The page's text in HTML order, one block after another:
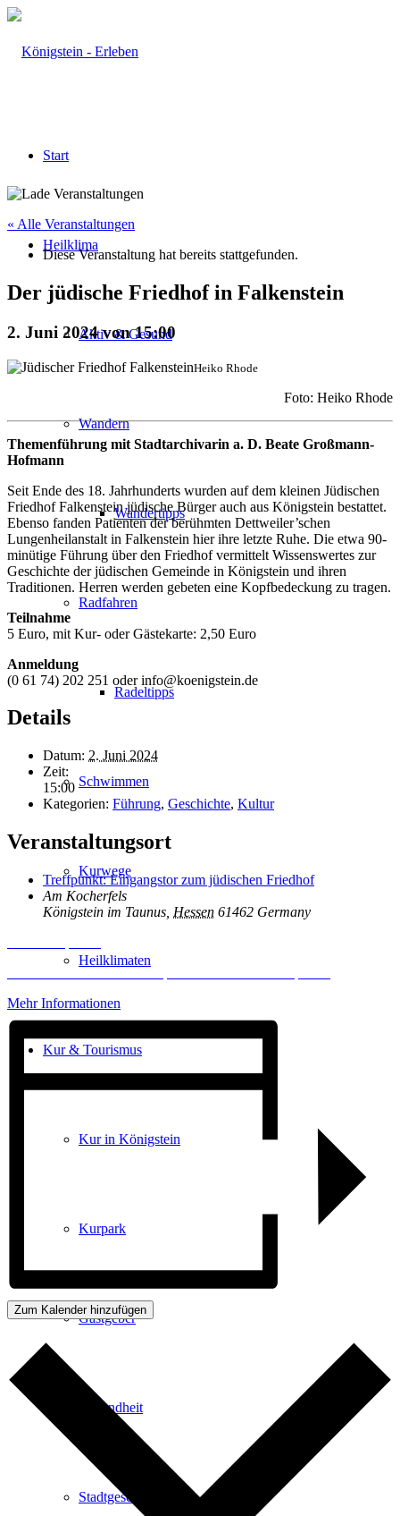
Start
Heilklima
Aktiv & Gesund
Wandern
Wandertipps
Radfahren
Radeltipps
Schwimmen
Kurwege
Heilklimaten
Kur & Tourismus
Kur in Königstein
Kurpark
Gastgeber
Gesundheit
Stadtgeschichte
« Alle Veranstaltungen
Diese Veranstaltung hat bereits stattgefunden.
Der jüdische Friedhof in Falkenstein
2. Juni 2024 von 15:00
Heiko Rhode
Foto: Heiko Rhode
Themenführung mit Stadtarchivarin a. D. Beate Großmann-
Hofmann
Seit Ende des 18. Jahrhunderts wurden auf dem kleinen Jüdischen
Friedhof Falkenstein jüdische Bürger auch aus Königstein bestattet.
Ebenso fanden Patienten der berühmten Dettweiler’schen
Lungenheilanstalt in Falkenstein hier ihre letzte Ruhe. Die etwa 90-
minütige Führung über den Friedhof vermittelt Wissenswertes zur
Geschichte der jüdischen Gemeinde in Königstein und ihren
Traditionen. Herren werden gebeten eine Kopfbedeckung zu tragen.
Teilnahme
5 Euro, mit Kur- oder Gästekarte: 2,50 Euro
Anmeldung
(0 61 74) 202 251 oder info@koenigstein.de
Details
Datum: 2. Juni 2024
Zeit:
15:00
Kategorien: Führung, Geschichte, Kultur
Veranstaltungsort
Treffpunkt: Eingangstor zum jüdischen Friedhof
Am Kocherfels
Königstein im Taunus Hessen 61462 Germany
Mehr Informationen
Zum Kalender hinzufügen